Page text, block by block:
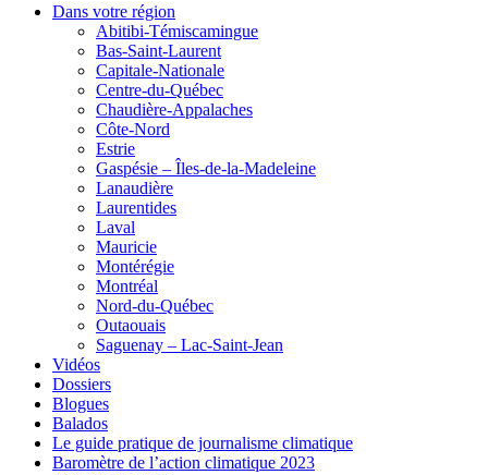
Dans votre région
Abitibi-Témiscamingue
Bas-Saint-Laurent
Capitale-Nationale
Centre-du-Québec
Chaudière-Appalaches
Côte-Nord
Estrie
Gaspésie – Îles-de-la-Madeleine
Lanaudière
Laurentides
Laval
Mauricie
Montérégie
Montréal
Nord-du-Québec
Outaouais
Saguenay – Lac-Saint-Jean
Vidéos
Dossiers
Blogues
Balados
Le guide pratique de journalisme climatique
Baromètre de l’action climatique 2023